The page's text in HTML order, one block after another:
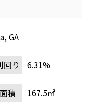
GA
回り 6.31%
積 167.5㎡